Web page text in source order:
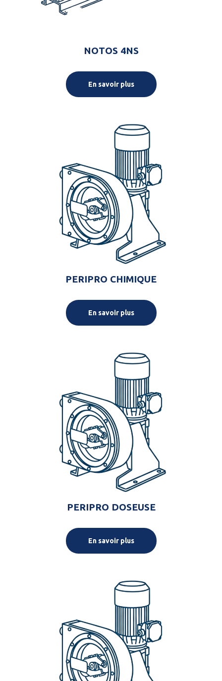
NOTOS 4NS
En savoir plus
PERIPRO CHIMIQUE
En savoir plus
PERIPRO DOSEUSE
En savoir plus